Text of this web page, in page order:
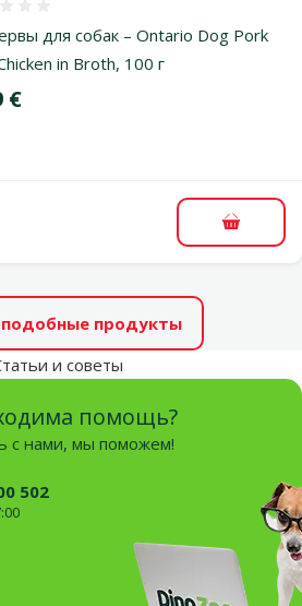
для собак – Ontario Dog Pork
in Broth, 100 г
€
В
продукты
и советы
помощь?
с нами, мы поможем!
502